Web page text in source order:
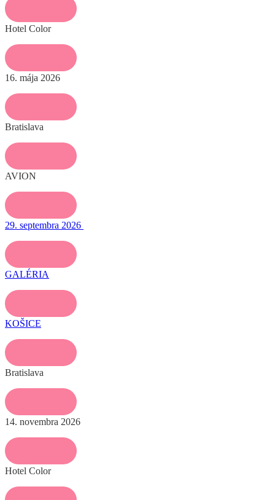
Hotel Color
16. mája 2026
Bratislava
AVION
29. septembra 2026
GALÉRIA
KOŠICE
Bratislava
14. novembra 2026
Hotel Color